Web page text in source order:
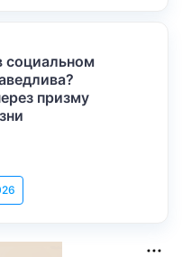
социальном
призму